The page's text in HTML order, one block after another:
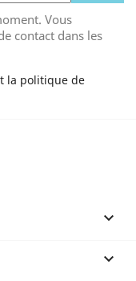
Vous
contact dans les
la politique de

